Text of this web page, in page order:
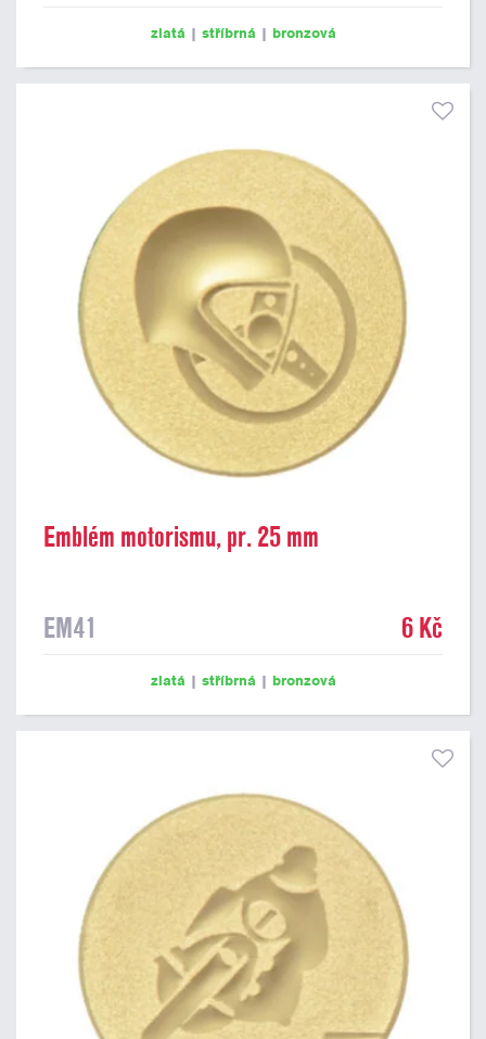
zlatá | stříbrná | bronzová
Emblém motorismu, pr. 25 mm
EM41 6 Kč
zlatá | stříbrná | bronzová